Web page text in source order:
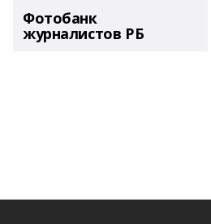
Фотобанк
журналистов РБ